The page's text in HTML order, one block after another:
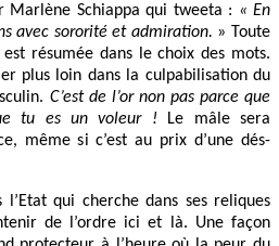
Marlène Schiappa qui tweeta : «En
avec sororité et admiration. » Toute
résumée dans le choix des mots.
plus loin dans la culpabilisation du
C’est de l’or non pas parce que
tu es un voleur ! Le mâle sera
même si c’est au prix d’une dés-
l’Etat qui cherche dans ses reliques
de l’ordre ici et là. Une façon